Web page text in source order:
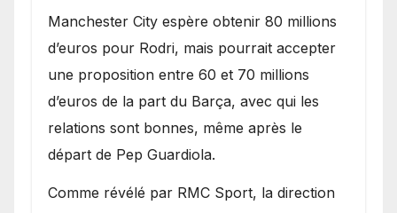
​Manchester City espère obtenir 80 millions
d’euros pour Rodri, mais pourrait accepter
une proposition entre 60 et 70 millions
d’euros de la part du Barça, avec qui les
relations sont bonnes, même après le
départ de Pep Guardiola.
​Comme révélé par RMC Sport, la direction